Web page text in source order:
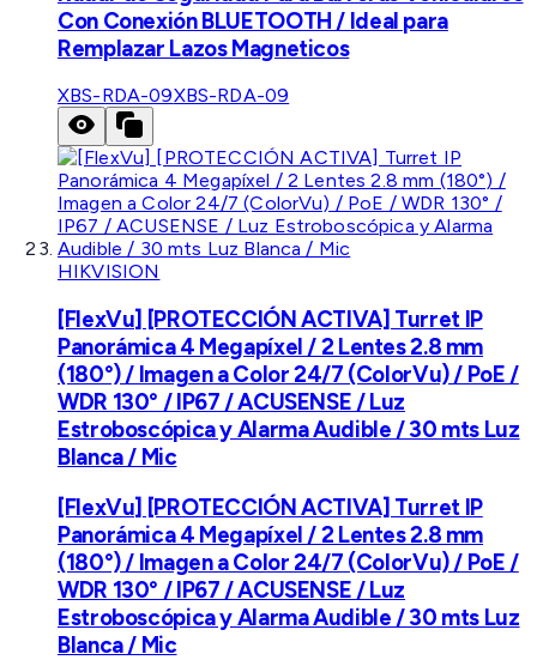
Con Conexión BLUETOOTH / Ideal para
Remplazar Lazos Magneticos
XBS-RDA-09XBS-RDA-09
HIKVISION
[FlexVu] [PROTECCIÓN ACTIVA] Turret IP
Panorámica 4 Megapíxel / 2 Lentes 2.8 mm
(180°) / Imagen a Color 24/7 (ColorVu) / PoE /
WDR 130° / IP67 / ACUSENSE / Luz
Estroboscópica y Alarma Audible / 30 mts Luz
Blanca / Mic
[FlexVu] [PROTECCIÓN ACTIVA] Turret IP
Panorámica 4 Megapíxel / 2 Lentes 2.8 mm
(180°) / Imagen a Color 24/7 (ColorVu) / PoE /
WDR 130° / IP67 / ACUSENSE / Luz
Estroboscópica y Alarma Audible / 30 mts Luz
Blanca / Mic